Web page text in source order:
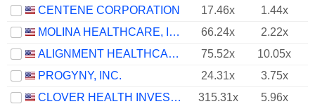
CENTENE CORPORATION
17.46x
1.44x
MOLINA HEALTHCARE, INC.
66.24x
2.22x
ALIGNMENT HEALTHCARE, INC.
75.52x
10.05x
PROGYNY, INC.
24.31x
3.75x
CLOVER HEALTH INVESTMENTS, CORP.
315.31x
5.96x